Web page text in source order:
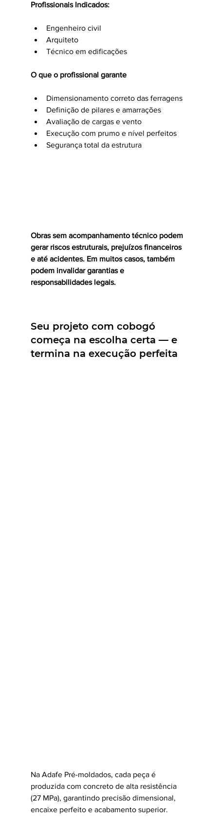
Profissionais Indicados:
Engenheiro civil
Arquiteto
Técnico em edificações
O que o profissional garante
Dimensionamento correto das ferragens
Definição de pilares e amarrações
Avaliação de cargas e vento
Execução com prumo e nível perfeitos
Segurança total da estrutura
Obras sem acompanhamento técnico podem
gerar riscos estruturais, prejuízos financeiros
e até acidentes. Em muitos casos, também
podem invalidar garantias e
responsabilidades legais.
Seu projeto com cobogó
começa na escolha certa — e
termina na execução perfeita
Na Adafe Pré-moldados, cada peça é
produzida com concreto de alta resistência
(27 MPa), garantindo precisão dimensional,
encaixe perfeito e acabamento superior.